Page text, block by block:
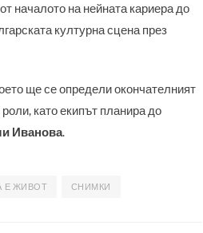
началото на нейната кариера до
културна сцена през
ще се определи окончателният
като екипът планира до
Иванова.
Е ЖИВОТ СНИМКИ